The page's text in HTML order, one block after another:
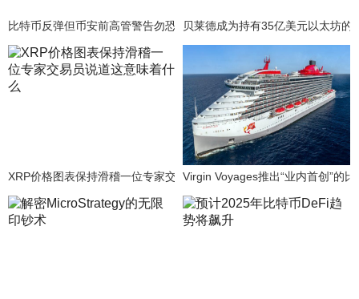
比特币反弹但币安前高管警告勿恐慌性买入贝莱德成为持有35亿美元以太坊的
XRP价格图表保持滑稽一位专家交易员说道这意味着什么
Virgin Voyages推出“业内首创”的